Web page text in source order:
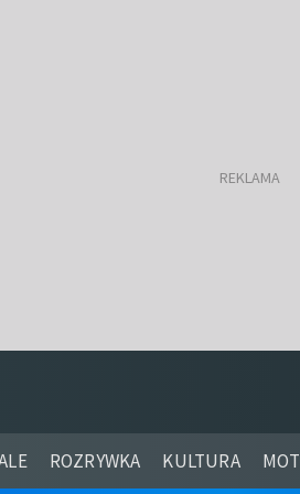
ROZRYWKA KULTURA